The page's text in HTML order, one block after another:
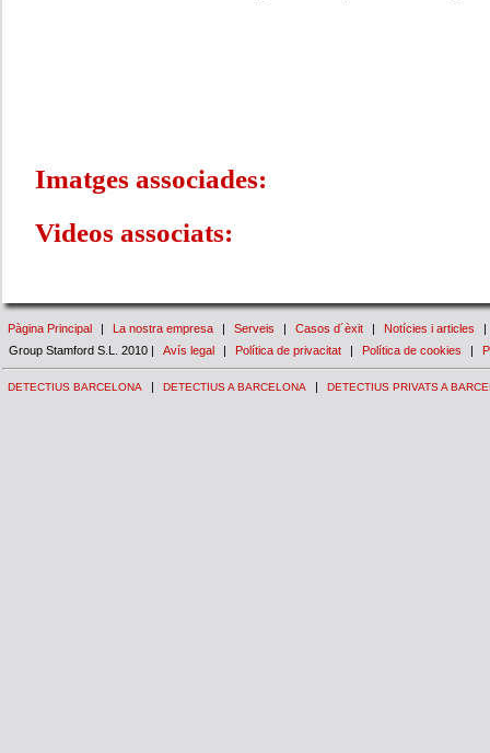
Imatges associades:
Videos associats:
Pàgina Principal | La nostra empresa | Serveis | Casos d´èxit | Notícies i articles
|
Group Stamford S.L. 2010 |
Avís legal | Política de privacitat | Política de cookies |
DETECTIUS BARCELONA | DETECTIUS A BARCELONA | DETECTIUS PRIVATS A